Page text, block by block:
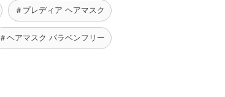
＃プレディア ヘアマスク
＃ヘアマスク パラベンフリー